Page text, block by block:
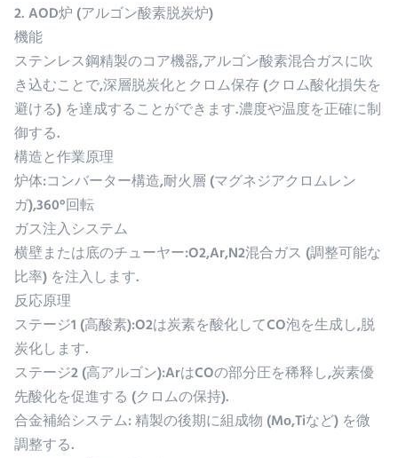
2. AOD炉 (アルゴン酸素脱炭炉)
機能
ステンレス鋼精製のコア機器,アルゴン酸素混合ガスに吹
き込むことで,深層脱炭化とクロム保存 (クロム酸化損失を
避ける) を達成することができます.濃度や温度を正確に制
御する.
構造と作業原理
炉体:コンバーター構造,耐火層 (マグネジアクロムレン
ガ),360°回転
ガス注入システム
横壁または底のチューヤー:O2,Ar,N2混合ガス (調整可能な
比率) を注入します.
反応原理
ステージ1 (高酸素):O2は炭素を酸化してCO泡を生成し,脱
炭化します.
ステージ2 (高アルゴン):ArはCOの部分圧を稀释し,炭素優
先酸化を促進する (クロムの保持).
合金補給システム: 精製の後期に組成物 (Mo,Tiなど) を微
調整する.